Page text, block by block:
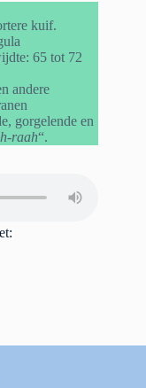
kuif.
65 tot 72
andere
gorgelende en
raah“.